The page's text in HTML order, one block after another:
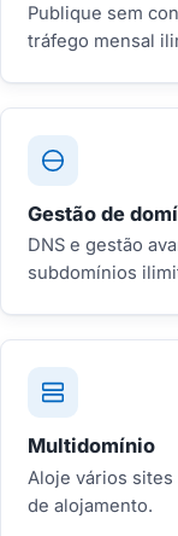
Publique sem
tráfego mensal
Gestão de
DNS e gestão
subdomínios
Multidomínio
Aloje vários sites
de alojamento.